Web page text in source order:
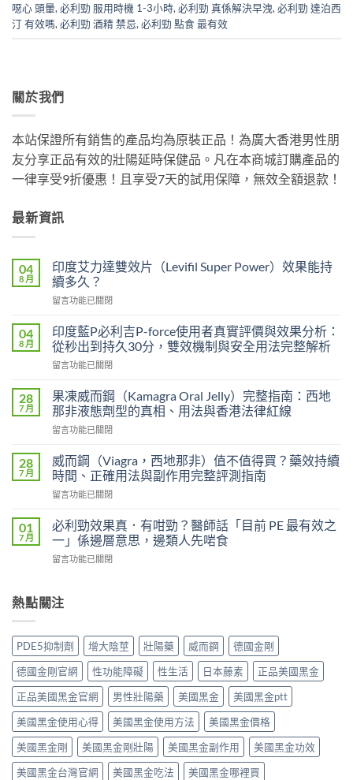
噁心 頭暈, 必利勁 服用時機 1-3小時, 必利勁 真係解決早洩, 必利勁 達泊西
汀 有效嗎, 必利勁 酒精 禁忌, 必利勁 點食 最有效
關於我們
本站保證所有銷售的產品均為原裝正品！為廣大香港男性朋
友分享正品有效的壯陽延時保健品。凡在本商城訂購產品的
一律享受9折優惠！且享受7天的試用保障，無效全額退款！
最新資訊
04
8 月
印度艾力達雙效片（Levifil Super Power）效果能持
續多久？
在
度
艾
力
達
效
片
（Levifil
Super
效
果
持
多
久？〉
中
留言功能已關閉
04
8 月
印度藍P必利吉P-force使用者真實評價與效果分析：
從秒出到持久30分，雙效機制與安全用法完整解析
在
度
藍
P
必
吉
P-
force
使
者
真
評
效
析：
從
秒
出
到
持
久
30
分，
雙
留言功能已關閉
28
7 月
果凍威而鋼（Kamagra Oral Jelly）完整指南：西地
那非液態劑型的真相、用法與香港法律紅線
在
凍
威
而
鋼
Oral
整
西
非
液
態
劑
型
的
真
相、
用
法
與
留言功能已關閉
28
7 月
威而鋼（Viagra，西地那非）值不值得買？藥效持續
時間、正確用法與副作用完整評測指南
在
而
鋼
（Viagra，
西
非）
值
得
買？
藥
效
持
續
時
間、
正
確
留言功能已關閉
01
7 月
必利勁效果真．有咁勁？醫師話「目前 PE 最有效之
一」係邊層意思，邊類人先啱食
在
勁
效
真．
有
咁
勁？
醫
師
話
「目
前
PE
最
留言功能已關閉
熱點關注
PDE5抑制劑 增大陰莖 壯陽藥 威而鋼
德國金剛
德國金剛官網
性功能障礙 性生活 日本藤素
正品美國黑金
正品美國黑金官網
男性壯陽藥 美國黑金
美國黑金ptt
美國黑金使用心得
美國黑金使用方法
美國黑金價格
美國黑金剛
美國黑金剛壯陽 美國黑金副作用
美國黑金功效
美國黑金台灣官網
美國黑金吃法 美國黑金哪裡買